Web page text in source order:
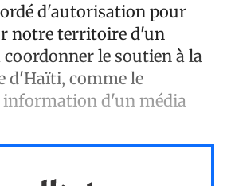
d'autorisation pour
notre territoire d'un
le soutien à la
d'Haïti, comme le
d'un média